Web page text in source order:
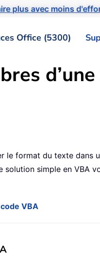
plus avec moins
Office (5300)
format du texte dans
simple en VBA
VBA